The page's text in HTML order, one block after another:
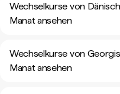
Wechselkurse von
Manat ansehen
Wechselkurse von
Manat ansehen